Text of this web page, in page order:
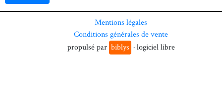
Mentions légales
Conditions générales de vente
propulsé par biblys · logiciel libre